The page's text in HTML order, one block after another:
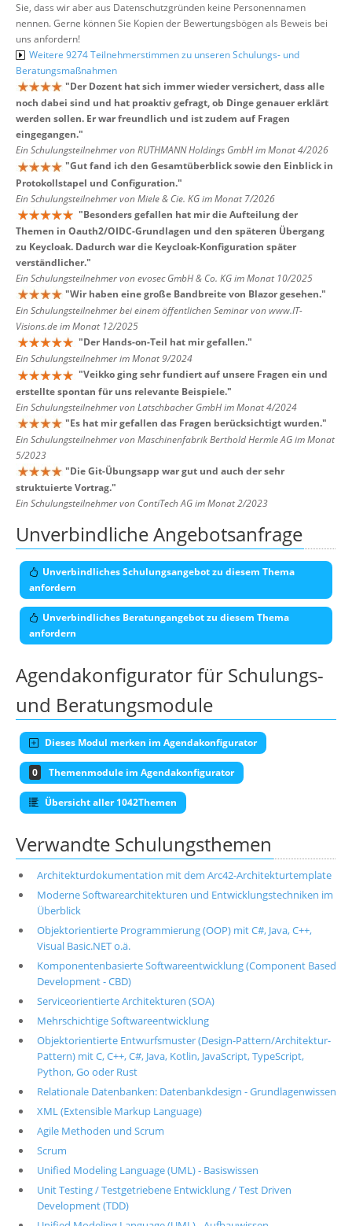
Sie, dass wir aber aus Datenschutzgründen keine Personennamen
nennen. Gerne können Sie Kopien der Bewertungsbögen als Beweis bei
uns anfordern!
Weitere 9274 Teilnehmerstimmen zu unseren Schulungs- und
Beratungsmaßnahmen
"Der Dozent hat sich immer wieder versichert, dass alle
noch dabei sind und hat proaktiv gefragt, ob Dinge genauer erklärt
werden sollen. Er war freundlich und ist zudem auf Fragen
eingegangen."
Ein Schulungsteilnehmer von RUTHMANN Holdings GmbH im Monat 4/2026
"Gut fand ich den Gesamtüberblick sowie den Einblick in
Protokollstapel und Configuration."
Ein Schulungsteilnehmer von Miele & Cie. KG im Monat 7/2026
"Besonders gefallen hat mir die Aufteilung der
Themen in Oauth2/OIDC-Grundlagen und den späteren Übergang
zu Keycloak. Dadurch war die Keycloak-Konfiguration später
verständlicher."
Ein Schulungsteilnehmer von evosec GmbH & Co. KG im Monat 10/2025
"Wir haben eine große Bandbreite von Blazor gesehen."
Ein Schulungsteilnehmer bei einem öffentlichen Seminar von www.IT-
Visions.de im Monat 12/2025
"Der Hands-on-Teil hat mir gefallen."
Ein Schulungsteilnehmer im Monat 9/2024
"Veikko ging sehr fundiert auf unsere Fragen ein und
erstellte spontan für uns relevante Beispiele."
Ein Schulungsteilnehmer von Latschbacher GmbH im Monat 4/2024
"Es hat mir gefallen das Fragen berücksichtigt wurden."
Ein Schulungsteilnehmer von Maschinenfabrik Berthold Hermle AG im Monat
5/2023
"Die Git-Übungsapp war gut und auch der sehr
struktuierte Vortrag."
Ein Schulungsteilnehmer von ContiTech AG im Monat 2/2023
Unverbindliche Angebotsanfrage
Unverbindliches Schulungsangebot zu diesem Thema
anfordern
Unverbindliches Beratungangebot zu diesem Thema
anfordern
Agendakonfigurator für Schulungs-
und Beratungsmodule
Dieses Modul merken im Agendakonfigurator
0 Themenmodule im Agendakonfigurator
Übersicht aller 1042Themen
Verwandte Schulungsthemen
Architekturdokumentation mit dem Arc42-Architekturtemplate
Moderne Softwarearchitekturen und Entwicklungstechniken im
Überblick
Objektorientierte Programmierung (OOP) mit C#, Java, C++,
Visual Basic.NET o.ä.
Komponentenbasierte Softwareentwicklung (Component Based
Development - CBD)
Serviceorientierte Architekturen (SOA)
Mehrschichtige Softwareentwicklung
Objektorientierte Entwurfsmuster (Design-Pattern/Architektur-
Pattern) mit C, C++, C#, Java, Kotlin, JavaScript, TypeScript,
Python, Go oder Rust
Relationale Datenbanken: Datenbankdesign - Grundlagenwissen
XML (Extensible Markup Language)
Agile Methoden und Scrum
Scrum
Unified Modeling Language (UML) - Basiswissen
Unit Testing / Testgetriebene Entwicklung / Test Driven
Development (TDD)